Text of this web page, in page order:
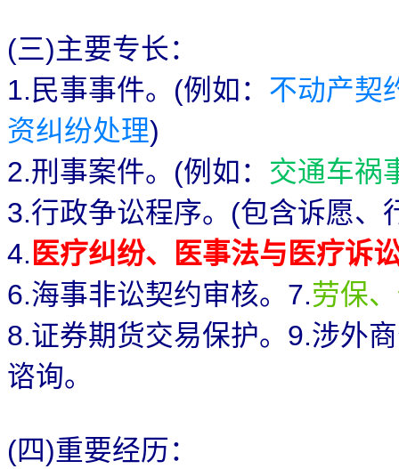
(三)主要专长：
1.民事事件。 (例如： 不动产契
资纠纷处理)
2.刑事案件。 (例如： 交通车祸
3.行政争讼程序。 (包含诉愿、
4.医疗纠纷、医事法与医疗诉
6.海事非讼契约审核。 7.劳保
8.证券期货交易保护。 9.涉外
谘询。
(四)重要经历：